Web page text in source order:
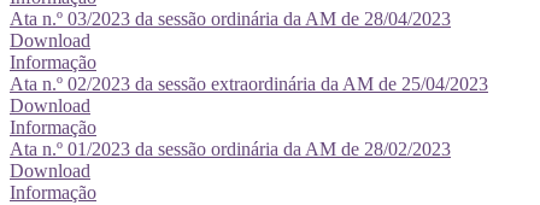
Ata n.º 03/2023 da sessão ordinária da AM de 28/04/2023
Download
Informação
Ata n.º 02/2023 da sessão extraordinária da AM de 25/04/2023
Download
Informação
Ata n.º 01/2023 da sessão ordinária da AM de 28/02/2023
Download
Informação